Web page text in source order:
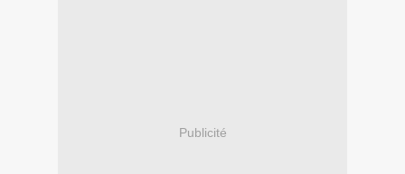
Publicité